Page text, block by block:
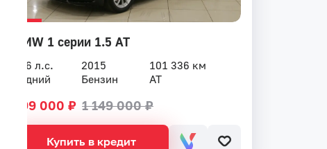
BMW 1 серии 1.5 AT
136 л.с. 2015
101 336 км
Задний
Бензин AT
999 000 ₽ 1 149 000 ₽
Купить в кредит